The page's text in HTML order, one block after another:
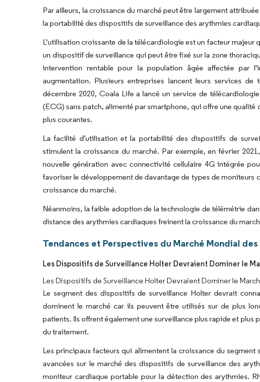
Par ailleurs, la croissance du marché peut être largement
la portabilité des dispositifs de surveillance des arythmies
L'utilisation croissante de la télécardiologie est un facteur
un dispositif de surveillance qui peut être fixé sur la zone
intervention rentable pour la population âgée affectée par
augmentation. Plusieurs entreprises lancent leurs services
décembre 2020, Coala Life a lancé un service de
(ECG) sans patch, alimenté par smartphone, qui offre une
plus courantes.
La facilité d'utilisation et la portabilité des dispositifs de
stimulent la croissance du marché. Par exemple, en février
nouvelle génération avec connectivité cellulaire 4G intégrée
favoriser le développement de davantage de types de
croissance du marché.
Néanmoins, la faible adoption de la technologie de télémétrie
distance des arythmies cardiaques freinent la croissance du
Tendances et Perspectives du Marché Mondial
Les Dispositifs de Surveillance Holter Devraient Dominer le
Les Dispositifs de Surveillance Holter Devraient Dominer le
Le segment des dispositifs de surveillance Holter devrait
dominent le marché car ils peuvent être utilisés sur de plus
patients. Ils offrent également une surveillance plus rapide et
du traitement.
Les principaux facteurs qui alimentent la croissance du
avancées sur le marché des dispositifs de surveillance des
moniteur cardiaque portable pour la détection des arythmies.